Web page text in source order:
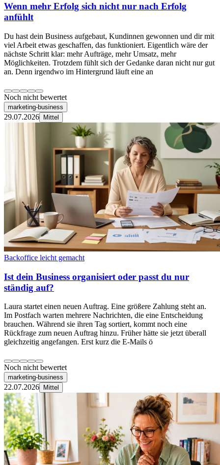
Wenn mehr Erfolg sich nicht nur nach Erfolg
anfühlt
Du hast dein Business aufgebaut, Kundinnen gewonnen und dir mit
viel Arbeit etwas geschaffen, das funktioniert. Eigentlich wäre der
nächste Schritt klar: mehr Aufträge, mehr Umsatz, mehr
Möglichkeiten. Trotzdem fühlt sich der Gedanke daran nicht nur gut
an. Denn irgendwo im Hintergrund läuft eine an
Noch nicht bewertet
marketing-business
29.07.2026 Mittel
Backoffice leicht gemacht
Ist dein Business organisiert oder passt du nur
ständig auf?
Laura startet einen neuen Auftrag. Eine größere Zahlung steht an.
Im Postfach warten mehrere Nachrichten, die eine Entscheidung
brauchen. Während sie ihren Tag sortiert, kommt noch eine
Rückfrage zum neuen Auftrag hinzu. Früher hätte sie jetzt überall
gleichzeitig angefangen. Erst kurz die E-Mails ö
Noch nicht bewertet
marketing-business
22.07.2026 Mittel